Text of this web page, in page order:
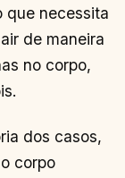
que necessita
de maneira
no corpo,
dos casos,
corpo